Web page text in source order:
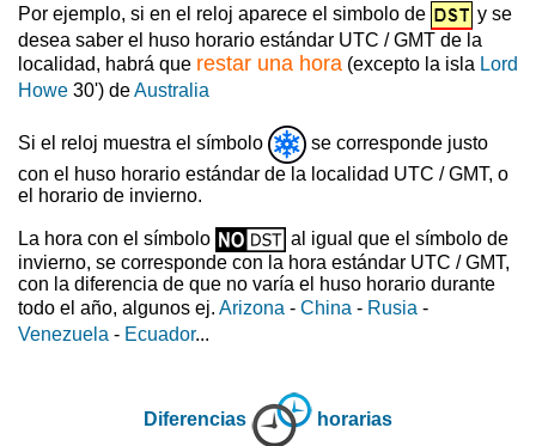
Por ejemplo, si en el reloj aparece el simbolo de
y se
desea saber el huso horario estándar UTC / GMT de la
localidad, habrá que restar una hora (excepto la isla Lord
Howe 30') deAustralia
Si el reloj muestra el símbolo
se corresponde justo
con el huso horario estándar de la localidad UTC / GMT, o
el horario de invierno.
La hora con el símbolo
al igual que el símbolo de
invierno, se corresponde con la hora estándar UTC / GMT,
con la diferencia de que no varía el huso horario durante
todo el año, algunos ej. Arizona - China - Rusia -
Venezuela - Ecuador...
Diferencias horarias